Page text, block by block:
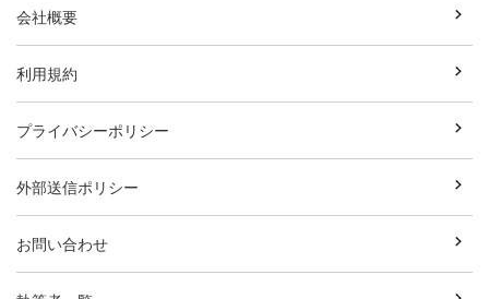
会社概要
利用規約
プライバシーポリシー
外部送信ポリシー
お問い合わせ